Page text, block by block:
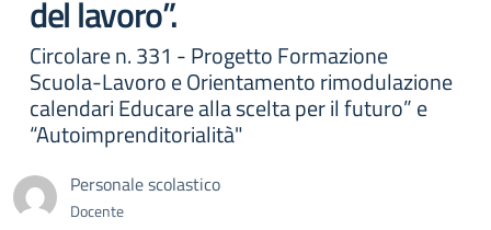
del lavoro”.
Circolare n. 331 - Progetto Formazione
Scuola-Lavoro e Orientamento rimodulazione
calendari Educare alla scelta per il futuro” e
“Autoimprenditorialità"
Personale scolastico
Docente